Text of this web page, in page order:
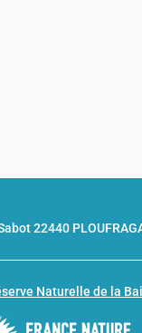
22440
Naturelle de la